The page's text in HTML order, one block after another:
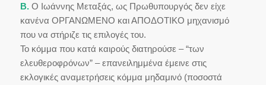
Β.Ο Ιωάννης Μεταξάς, ως Πρωθυπουργός δεν είχε
κανένα ΟΡΓΑΝΩΜΕΝΟ και ΑΠΟΔΟΤΙΚΟ μηχανισμό
που να στήριζε τις επιλογές του.
Το κόμμα που κατά καιρούς διατηρούσε – “των
ελευθεροφρόνων” – επανειλημμένα έμεινε στις
εκλογικές αναμετρήσεις κόμμα μηδαμινό (ποσοστά